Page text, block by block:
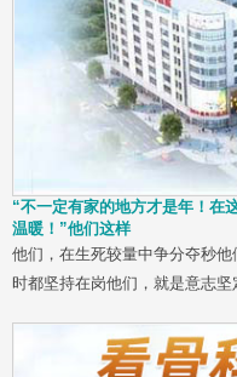
“不一定有家的地方才是年！在
温暖！”他们这样
他们，在生死较量中争分夺秒
时都坚持在岗他们，就是意志